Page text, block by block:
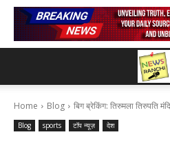
Home Blog बिग ब्रेकिंग: तिरुमला
Blog sports टॉप न्यूज़ देश